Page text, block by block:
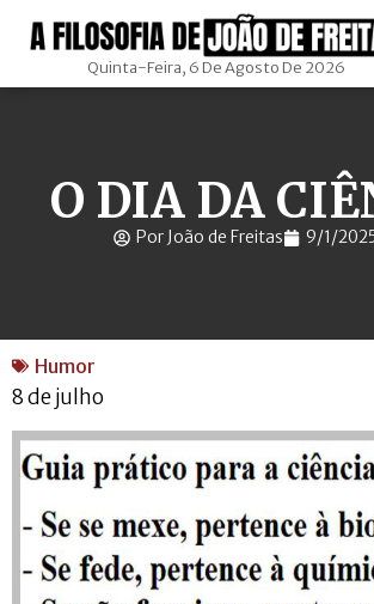
Quinta-Feira, 6 De Agosto De 2026
O DIA DA
Por João de Freitas 9/1/
Humor
8 de julho